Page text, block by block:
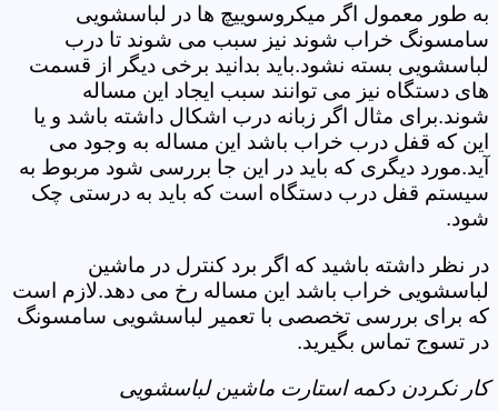
به طور معمول اگر میکروسوییچ ها در لباسشویی
سامسونگ خراب شوند نیز سبب می شوند تا درب
لباسشویی بسته نشود.باید بدانید برخی دیگر از قسمت
های دستگاه نیز می توانند سبب ایجاد این مساله
شوند.برای مثال اگر زبانه درب اشکال داشته باشد و یا
این که قفل درب خراب باشد این مساله به وجود می
آید.مورد دیگری که باید در این جا بررسی شود مربوط به
سیستم قفل درب دستگاه است که باید به درستی چک
شود.
در نظر داشته باشید که اگر برد کنترل در ماشین
لباسشویی خراب باشد این مساله رخ می دهد.لازم است
که برای بررسی تخصصی با تعمیر لباسشویی سامسونگ
در تسوج تماس بگیرید.
کار نکردن دکمه استارت ماشین لباسشویی